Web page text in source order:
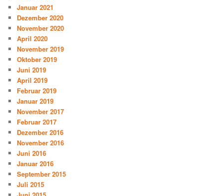
Januar 2021
Dezember 2020
November 2020
April 2020
November 2019
Oktober 2019
Juni 2019
April 2019
Februar 2019
Januar 2019
November 2017
Februar 2017
Dezember 2016
November 2016
Juni 2016
Januar 2016
September 2015
Juli 2015